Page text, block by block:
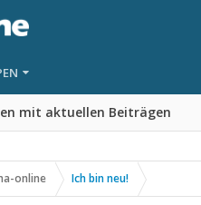
mit aktuellen Beiträgen
online Ich bin neu!